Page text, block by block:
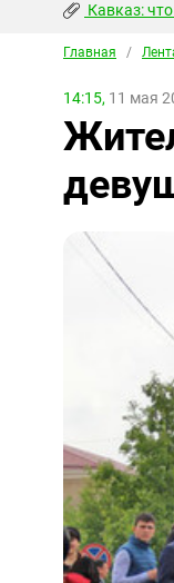
Кавказ:
Главная /
14:15, 11 мая